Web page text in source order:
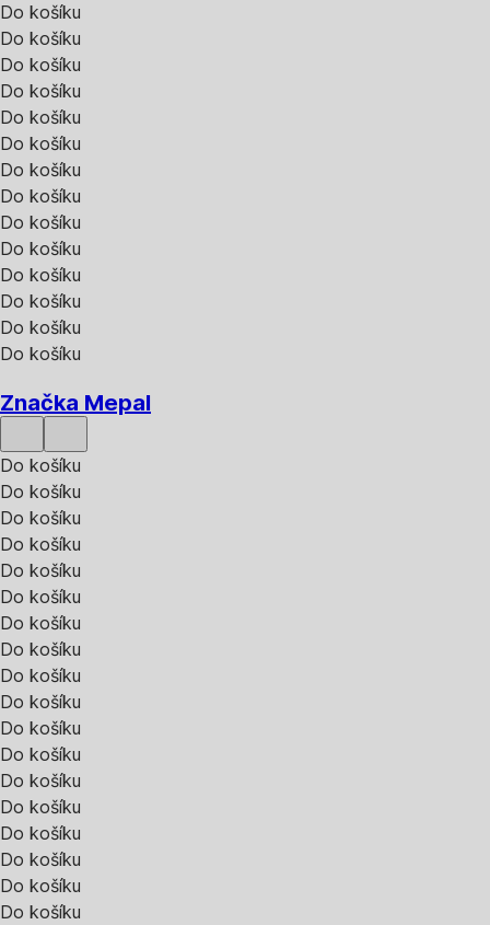
Do košíku
Do košíku
Do košíku
Do košíku
Do košíku
Do košíku
Do košíku
Do košíku
Do košíku
Do košíku
Do košíku
Do košíku
Do košíku
Do košíku
Značka Mepal
Do košíku
Do košíku
Do košíku
Do košíku
Do košíku
Do košíku
Do košíku
Do košíku
Do košíku
Do košíku
Do košíku
Do košíku
Do košíku
Do košíku
Do košíku
Do košíku
Do košíku
Do košíku